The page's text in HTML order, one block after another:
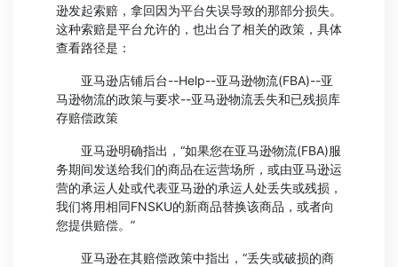
逊发起索赔，拿回因为平台失误导致的那部分损失。
这种索赔是平台允许的，也出台了相关的政策，具体
查看路径是：
亚马逊店铺后台--Help--亚马逊物流(FBA)--亚
马逊物流的政策与要求--亚马逊物流丢失和已残损库
存赔偿政策
亚马逊明确指出，“如果您在亚马逊物流(FBA)服
务期间发送给我们的商品在运营场所，或由亚马逊运
营的承运人处或代表亚马逊的承运人处丢失或残损，
我们将用相同FNSKU的新商品替换该商品，或者向
您提供赔偿。”
亚马逊在其赔偿政策中指出，“丢失或破损的商